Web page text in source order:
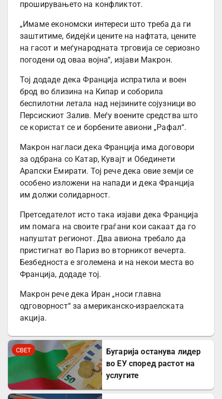
проширувањето на конфликтот.
„Имаме економски интереси што треба да ги
заштитиме, бидејќи цените на нафтата, цените
на гасот и меѓународната трговија се сериозно
погодени од оваа војна“, изјави Макрон.
Тој додаде дека Франција испратила и воен
брод во близина на Кипар и соборила
беспилотни летала над нејзините сојузници во
Персискиот Залив. Меѓу воените средства што
се користат се и борбените авиони „Рафал“.
Макрон нагласи дека Франција има договори
за одбрана со Катар, Кувајт и Обединети
Арапски Емирати. Тој рече дека овие земји се
особено изложени на напади и дека Франција
им должи солидарност.
Претседателот исто така изјави дека Франција
им помага на своите граѓани кои сакаат да го
напуштат регионот. Два авиона требало да
пристигнат во Париз во вторникот вечерта.
Безбедноста е зголемена и на некои места во
Франција, додаде тој.
Макрон рече дека Иран „носи главна
одговорност“ за американско-израелската
акција.
СВЕТ
Бугарија останува лидер
во ЕУ според растот на
услугите